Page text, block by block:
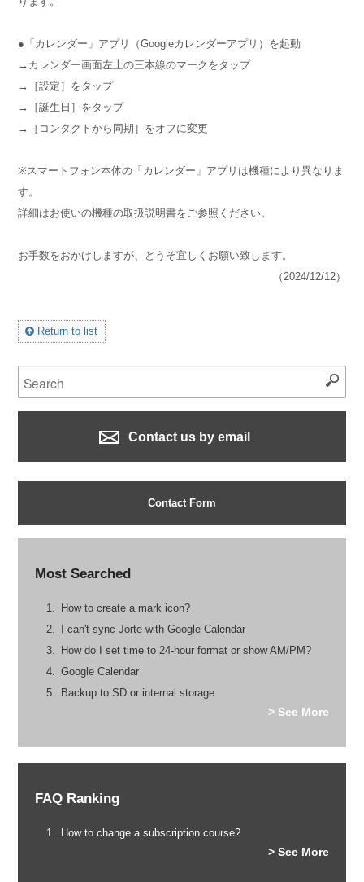
●「カレンダー」アプリ（Googleカレンダーアプリ）を起動
→カレンダー画面左上の三本線のマークをタップ
→［設定］をタップ
→［誕生日］をタップ
→［コンタクトから同期］をオフに変更
※スマートフォン本体の「カレンダー」アプリは機種により異なりま
す。
詳細はお使いの機種の取扱説明書をご参照ください。
お手数をおかけしますが、どうぞ宜しくお願い致します。
（2024/12/12）
Return to list
Contact us by email
Contact Form
Most Searched
How to create a mark icon?
I can't sync Jorte with Google Calendar
How do I set time to 24-hour format or show AM/PM?
Google Calendar
Backup to SD or internal storage
> See More
FAQ Ranking
How to change a subscription course?
> See More